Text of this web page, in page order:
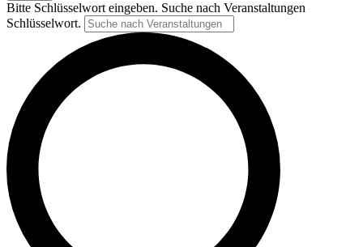
Bitte Schlüsselwort eingeben. Suche nach Veranstaltungen
Schlüsselwort.